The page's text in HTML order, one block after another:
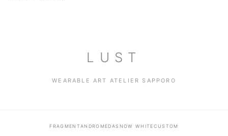
LUST
WEARABLE ART ATELIER SAPPORO
FRAGMENTANDROMEDASNOW WHITECUSTOM